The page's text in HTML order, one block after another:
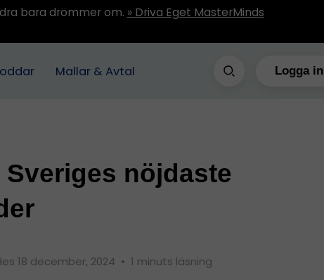
bara drömmer om. » Driva Eget MasterMinds
Mallar & Avtal Logga in
nöjdaste
18 december, 2024 • 1 minuts läsning